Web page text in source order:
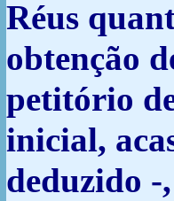
Réus
obtenção
petitório
inicial,
deduzido -